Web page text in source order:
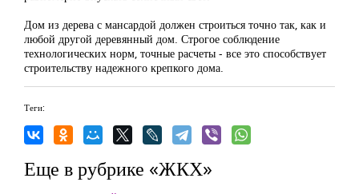
Дом из дерева с мансардой должен строиться точно так, как и
любой другой деревянный дом. Строгое соблюдение
технологических норм, точные расчеты - все это способствует
строительству надежного крепкого дома.
Теги:
Еще в рубрике «ЖКХ»